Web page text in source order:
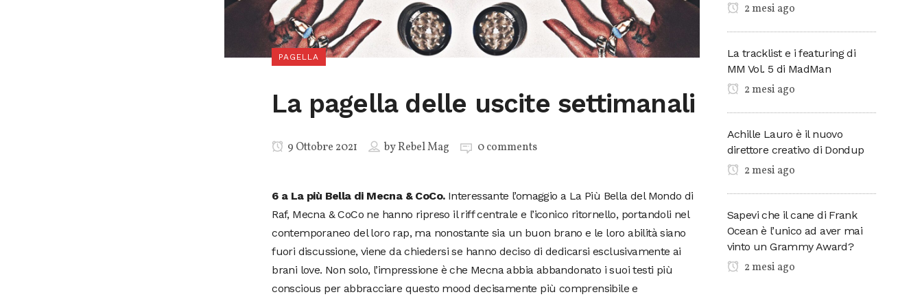
PAGELLA
La pagella delle uscite settimanali
9 Ottobre 2021 byRebel Mag 0 comments
6 a La più Bella di Mecna & CoCo. Interessante l’omaggio a La Più Bella del Mondo di
Raf, Mecna & CoCo ne hanno ripreso il riff centrale e l’iconico ritornello, portandoli nel
contemporaneo del loro rap, ma nonostante sia un buon brano e le loro abilità siano
fuori discussione, viene da chiedersi se hanno deciso di dedicarsi esclusivamente ai
brani love. Non solo, l’impressione è che Mecna abbia abbandonato i suoi testi più
conscious per abbracciare questo mood decisamente più comprensibile e
2 mesi ago
La tracklist e i featuring di
MM Vol. 5 di MadMan
2 mesi ago
Achille Lauro è il nuovo
direttore creativo di Dondup
2 mesi ago
Sapevi che il cane di Frank
Ocean è l’unico ad aver mai
vinto un Grammy Award?
2 mesi ago